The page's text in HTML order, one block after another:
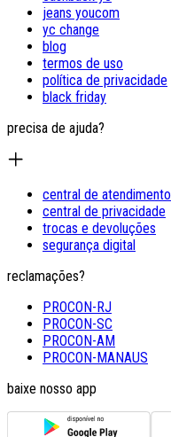
jeans youcom
yc change
blog
termos de uso
política de privacidade
black friday
precisa de ajuda?
central de atendimento
central de privacidade
trocas e devoluções
segurança digital
reclamações?
PROCON-RJ
PROCON-SC
PROCON-AM
PROCON-MANAUS
baixe nosso app